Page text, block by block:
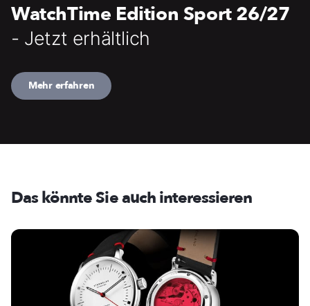
WatchTime Edition Sport 26/27
- Jetzt erhältlich
Mehr erfahren
Das könnte Sie auch interessieren